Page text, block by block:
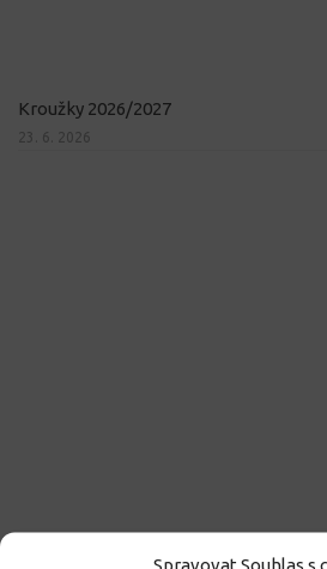
Spravovat Souhlas s
Kroužky 2026/2027
23. 6. 2026